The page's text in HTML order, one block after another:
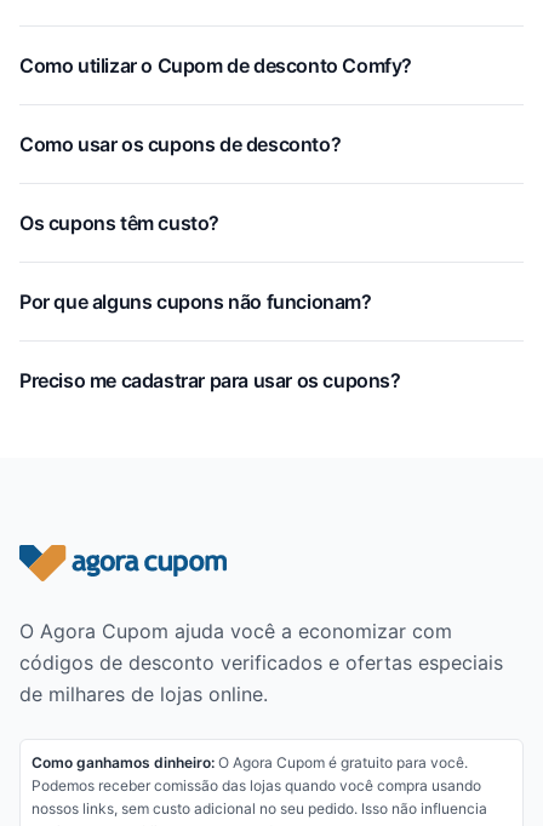
Como utilizar o Cupom de desconto Comfy?
Como usar os cupons de desconto?
Os cupons têm custo?
Por que alguns cupons não funcionam?
Preciso me cadastrar para usar os cupons?
Rodapé do site
O Agora Cupom ajuda você a economizar com
códigos de desconto verificados e ofertas especiais
de milhares de lojas online.
Como ganhamos dinheiro:O Agora Cupom é gratuito para você.
Podemos receber comissão das lojas quando você compra usando
nossos links, sem custo adicional no seu pedido. Isso não influencia